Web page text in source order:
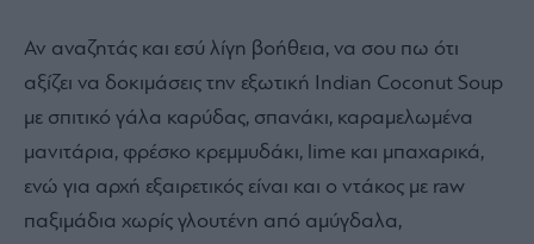
Αν αναζητάς και εσύ λίγη βοήθεια, να σου πω ότι
αξίζει να δοκιμάσεις την εξωτική Indian Coconut Soup
με σπιτικό γάλα καρύδας, σπανάκι, καραμελωμένα
μανιτάρια, φρέσκο κρεμμυδάκι, lime και μπαχαρικά,
ενώ για αρχή εξαιρετικός είναι και ο ντάκος με raw
παξιμάδια χωρίς γλουτένη από αμύγδαλα,